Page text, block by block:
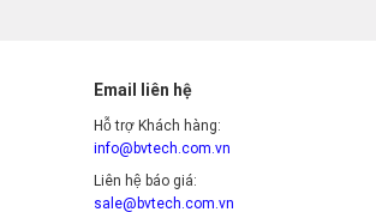
Email liên hệ
Hỗ trợ Khách hàng:
info@bvtech.com.vn
Liên hệ báo giá:
sale@bvtech.com.vn